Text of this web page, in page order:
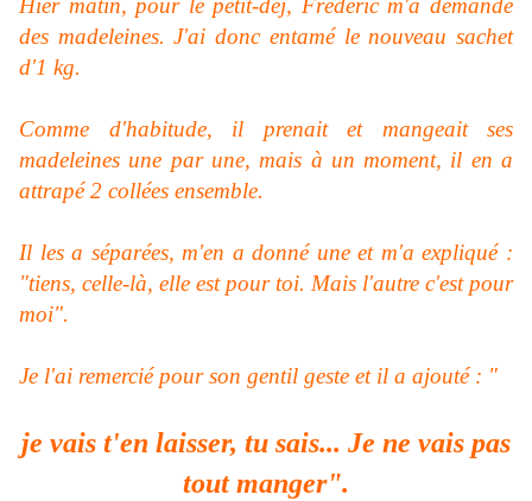
Hier matin, pour le petit-déj, Frédéric m'a demandé
des madeleines. J'ai donc entamé le nouveau sachet
d'1 kg.
Comme d'habitude, il prenait et mangeait ses
madeleines une par une, mais à un moment, il en a
attrapé 2 collées ensemble.
Il les a séparées, m'en a donné une et m'a expliqué :
"tiens, celle-là, elle est pour toi. Mais l'autre c'est pour
moi".
Je l'ai remercié pour son gentil geste et il a ajouté : "
je vais t'en laisser, tu sais... Je ne vais pas
tout manger".